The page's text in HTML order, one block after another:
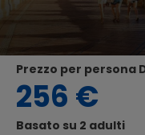
Prezzo per persona
256 €
Basato su 2 adulti